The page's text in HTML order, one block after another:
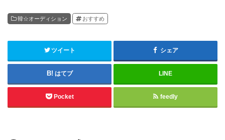
韓☆オーディション おすすめ
ツイート シェア
はてブ LINE
Pocket feedly